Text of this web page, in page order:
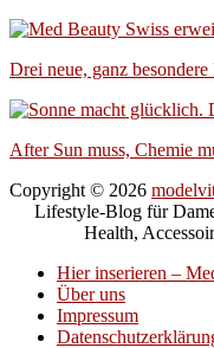
Drei neue, ganz
After Sun muss, Chemie
Copyright © 2026
Lifestyle-Blog für
Health,
Hier inserieren –
Über uns
Impressum